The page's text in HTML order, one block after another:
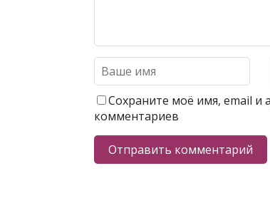
Сохраните моё имя, email и
комментариев